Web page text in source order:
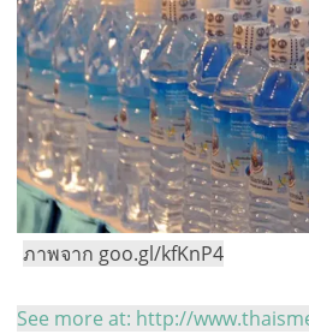
ภาพจาก goo.gl/kfKnP4
See more at: http://